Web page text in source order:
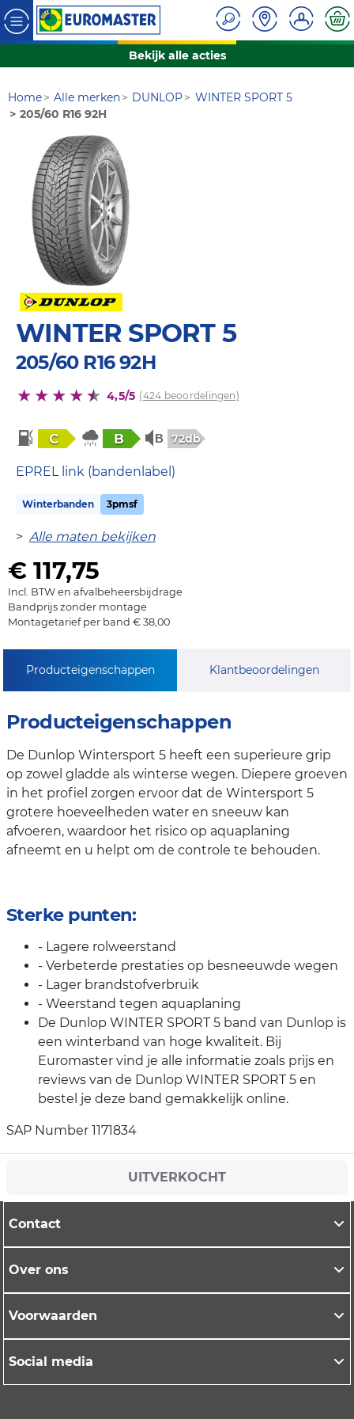
Bekijk alle acties
Home Alle merken DUNLOP
WINTER SPORT 5
205/60 R16 92H
WINTER SPORT 5
205/60 R16 92H
4,5/5 (424 beoordelingen)
C B 72db
EPREL link (bandenlabel)
Winterbanden 3pmsf
> Alle maten bekijken
€ 117,75
Incl. BTW en afvalbeheersbijdrage
Bandprijs zonder montage
Montagetarief per band € 38,00
Producteigenschappen Klantbeoordelingen
Producteigenschappen
De Dunlop Wintersport 5 heeft een superieure grip
op zowel gladde als winterse wegen. Diepere groeven
in het profiel zorgen ervoor dat de Wintersport 5
grotere hoeveelheden water en sneeuw kan
afvoeren, waardoor het risico op aquaplaning
afneemt en u helpt om de controle te behouden.
Sterke punten:
- Lagere rolweerstand
- Verbeterde prestaties op besneeuwde wegen
- Lager brandstofverbruik
- Weerstand tegen aquaplaning
De Dunlop WINTER SPORT 5 band van Dunlop is
een winterband van hoge kwaliteit. Bij
Euromaster vind je alle informatie zoals prijs en
reviews van de Dunlop WINTER SPORT 5 en
bestel je deze band gemakkelijk online.
SAP Number 1171834
UITVERKOCHT
Contact
Over ons
Voorwaarden
Social media